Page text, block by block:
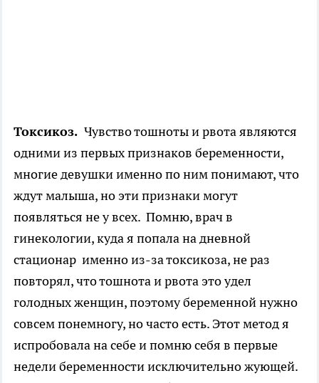
Токсикоз. Чувство тошноты и рвота являются
одними из первых признаков беременности,
многие девушки именно по ним понимают, что
ждут малыша, но эти признаки могут
появляться не у всех. Помню, врач в
гинекологии, куда я попала на дневной
стационар именно из-за токсикоза, не раз
повторял, что тошнота и рвота это удел
голодных женщин, поэтому беременной нужно
совсем понемногу, но часто есть. Этот метод я
испробовала на себе и помню себя в первые
недели беременности исключительно жующей.